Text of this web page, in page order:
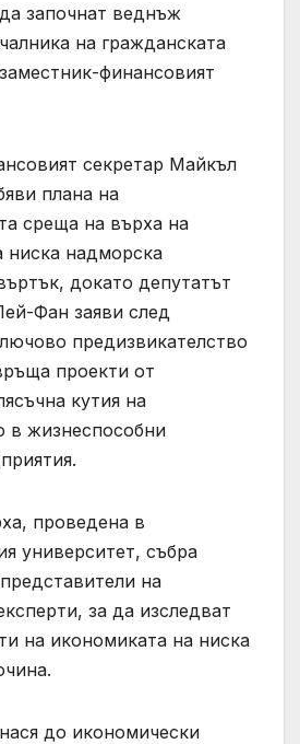
започнат веднъж
на гражданската
финансовият
секретар Майкъл
плана на
среща на върха на
ниска надморска
докато депутатът
Фан заяви след
предизвикателство
проекти от
кутия на
в жизнеспособни
проведена в
университет, събра
на
за да изследват
на икономиката на ниска
до икономически